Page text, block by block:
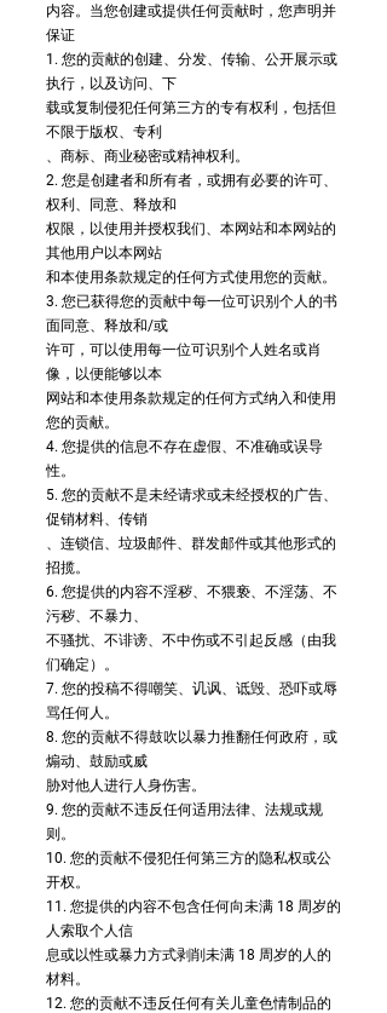
内容。当您创建或提供任何贡献时，您声明并
保证
1. 您的贡献的创建、分发、传输、公开展示或
执行，以及访问、下
载或复制侵犯任何第三方的专有权利，包括但
不限于版权、专利
、商标、商业秘密或精神权利。
2. 您是创建者和所有者，或拥有必要的许可、
权利、同意、释放和
权限，以使用并授权我们、本网站和本网站的
其他用户以本网站
和本使用条款规定的任何方式使用您的贡献。
3. 您已获得您的贡献中每一位可识别个人的书
面同意、释放和/或
许可，可以使用每一位可识别个人姓名或肖
像，以便能够以本
网站和本使用条款规定的任何方式纳入和使用
您的贡献。
4. 您提供的信息不存在虚假、不准确或误导
性。
5. 您的贡献不是未经请求或未经授权的广告、
促销材料、传销
、连锁信、垃圾邮件、群发邮件或其他形式的
招揽。
6. 您提供的内容不淫秽、不猥亵、不淫荡、不
污秽、不暴力、
不骚扰、不诽谤、不中伤或不引起反感（由我
们确定）。
7. 您的投稿不得嘲笑、讥讽、诋毁、恐吓或辱
骂任何人。
8. 您的贡献不得鼓吹以暴力推翻任何政府，或
煽动、鼓励或威
胁对他人进行人身伤害。
9. 您的贡献不违反任何适用法律、法规或规
则。
10. 您的贡献不侵犯任何第三方的隐私权或公
开权。
11. 您提供的内容不包含任何向未满 18 周岁的
人索取个人信
息或以性或暴力方式剥削未满 18 周岁的人的
材料。
12. 您的贡献不违反任何有关儿童色情制品的